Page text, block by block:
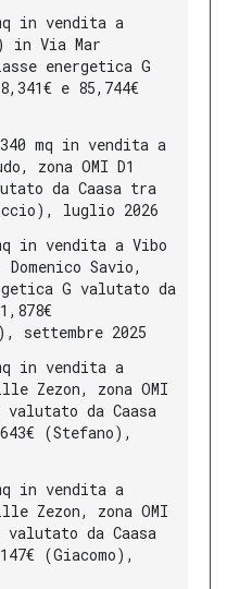
in vendita a
in Via Mar
energetica G
e 85,744€
mq in vendita a
zona OMI D1
da Caasa tra
luglio 2026
in vendita a Vibo
Savio,
G valutato da
settembre 2025
in vendita a
Zezon, zona OMI
valutato da Caasa
(Stefano),
in vendita a
Zezon, zona OMI
valutato da Caasa
(Giacomo),